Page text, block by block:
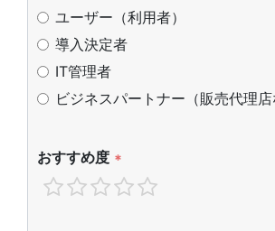
ユーザー（利用者）
導入決定者
IT管理者
ビジネスパートナー（販売代理店
おすすめ度 *